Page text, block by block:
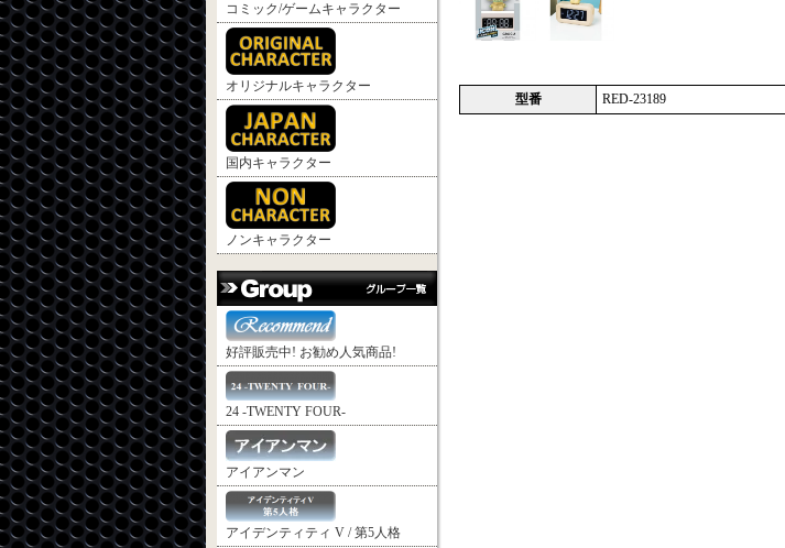
コミック/ゲームキャラクター
オリジナルキャラクター
国内キャラクター
ノンキャラクター
好評販売中! お勧め人気商品!
24 -TWENTY FOUR-
アイアンマン
アイデンティティ V / 第5人格
型番 RED-23189